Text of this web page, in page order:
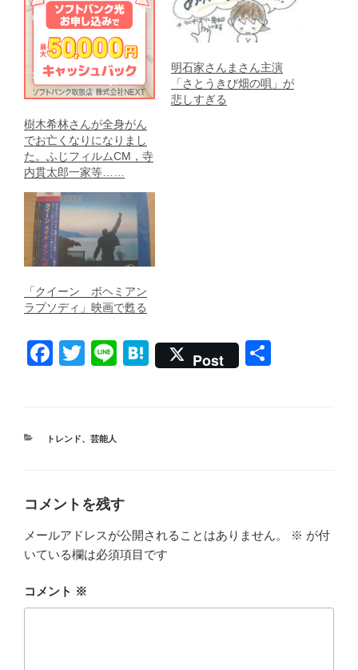
樹木希林さんが全身がん
でお亡くなりになりまし
た。ふじフィルムCM，寺
内貫太郎一家等……
明石家さんまさん主演
「さとうきび畑の唄」が
悲しすぎる
「クイーン ボヘミアン
ラプソディ」映画で甦る
F
e
o
k
T
er
Li
H
Post
カ
ー
トレンド、 芸能人
コメントを残す
メールアドレスが公開されることはありません。 ※ が付
いている欄は必須項目です
コメント ※